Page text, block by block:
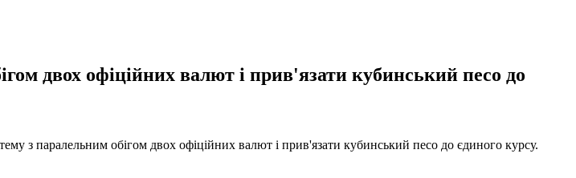
двох офіційних валют і прив'язати кубинський песо до
з паралельним обігом двох офіційних валют і прив'язати кубинський песо до єдиного курсу.